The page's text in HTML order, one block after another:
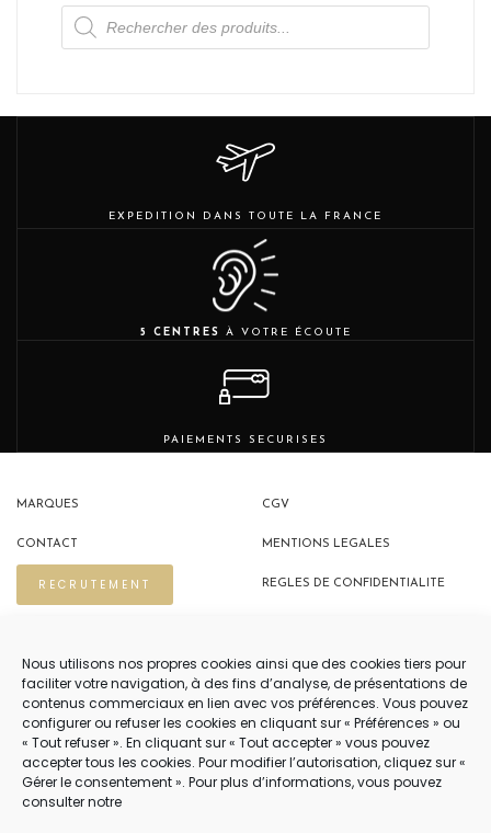
Nous utilisons nos propres cookies ainsi que des cookies tiers pour
faciliter votre navigation, à des fins d’analyse, de présentations de
contenus commerciaux en lien avec vos préférences. Vous pouvez
configurer ou refuser les cookies en cliquant sur « Préférences » ou
« Tout refuser ». En cliquant sur « Tout accepter » vous pouvez
accepter tous les cookies. Pour modifier l’autorisation, cliquez sur «
Gérer le consentement ». Pour plus d’informations, vous pouvez
consulter notre
Recherche
de
produits
EXPEDITION DANS TOUTE LA FRANCE
5 CENTRES À VOTRE ÉCOUTE
PAIEMENTS SECURISES
MARQUES
CONTACT
RECRUTEMENT
CGV
MENTIONS LEGALES
REGLES DE CONFIDENTIALITE
NOUS CONTACTER
04 22 54 75 02
NOTRE SERVICE CLIENT EST OUVERT DU LUNDI AU VENDREDI DE 9H À 12H